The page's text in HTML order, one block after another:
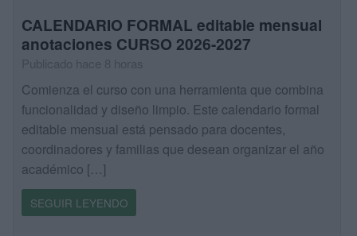
CALENDARIO FORMAL editable mensual
anotaciones CURSO 2026-2027
Comienza el curso con una herramienta que combina
funcionalidad y diseño limpio. Este calendario formal
editable mensual está pensado para docentes,
coordinadores y familias que desean organizar el año
académico […]
SEGUIR LEYENDO